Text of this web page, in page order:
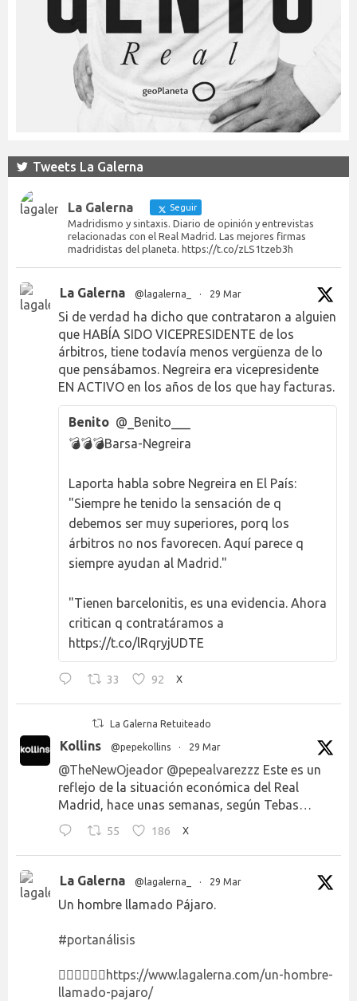
Tweets La Galerna
La Galerna Seguir
Madridismo y sintaxis. Diario de opinión y entrevistas
relacionadas con el Real Madrid. Las mejores firmas
madridistas del planeta. https://t.co/zLS1tzeb3h
La Galerna @lagalerna_ · 29 Mar
Si de verdad ha dicho que contrataron a alguien
que HABÍA SIDO VICEPRESIDENTE de los
árbitros, tiene todavía menos vergüenza de lo
que pensábamos. Negreira era vicepresidente
EN ACTIVO en los años de los que hay facturas.
Benito @_Benito___
💣💣💣Barsa-Negreira
Laporta habla sobre Negreira en El País:
"Siempre he tenido la sensación de q
debemos ser muy superiores, porq los
árbitros no nos favorecen. Aquí parece q
siempre ayudan al Madrid."
"Tienen barcelonitis, es una evidencia. Ahora
critican q contratáramos a
https://t.co/lRqryjUDTE
33 92 X
La Galerna Retuiteado
Kollins @pepekollins · 29 Mar
@TheNewOjeador @pepealvarezzz Este es un
reflejo de la situación económica del Real
Madrid, hace unas semanas, según Tebas…
55 186 X
La Galerna @lagalerna_ · 29 Mar
Un hombre llamado Pájaro.
#portanálisis
👉🏻👉🏻👉🏻 https://www.lagalerna.com/un-hombre-
llamado-pajaro/